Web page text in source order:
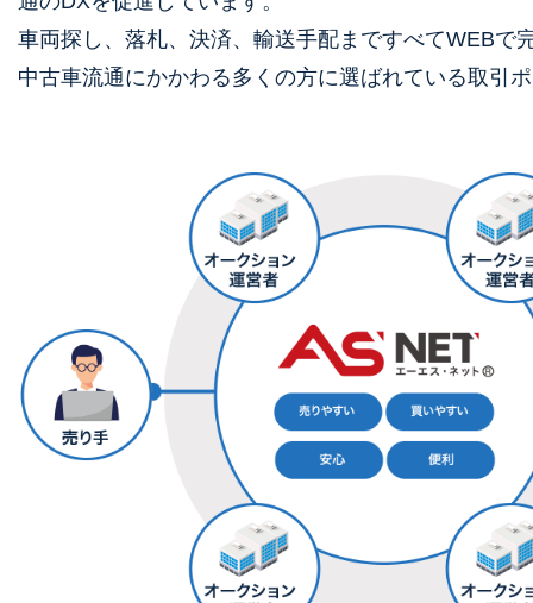
⾞両探し、落札、決済、輸送⼿配まですべてWEBで
中古⾞流通にかかわる多くの⽅に選ばれている取引